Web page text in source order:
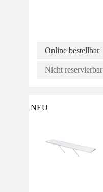
Online bestellbar
Nicht reservierbar
NEU